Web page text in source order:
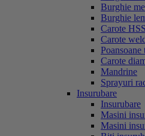
Burghie
Burghie
Carote
Carote
Poansoane
Carote
Mandrine
Sprayuri
Insurubare
Insurubare
Masini
Masini